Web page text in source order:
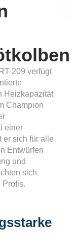
209 verfügt
Heizkapazität
Champion
einer
er sich für alle
Entwürfen
und
sich
Profis.